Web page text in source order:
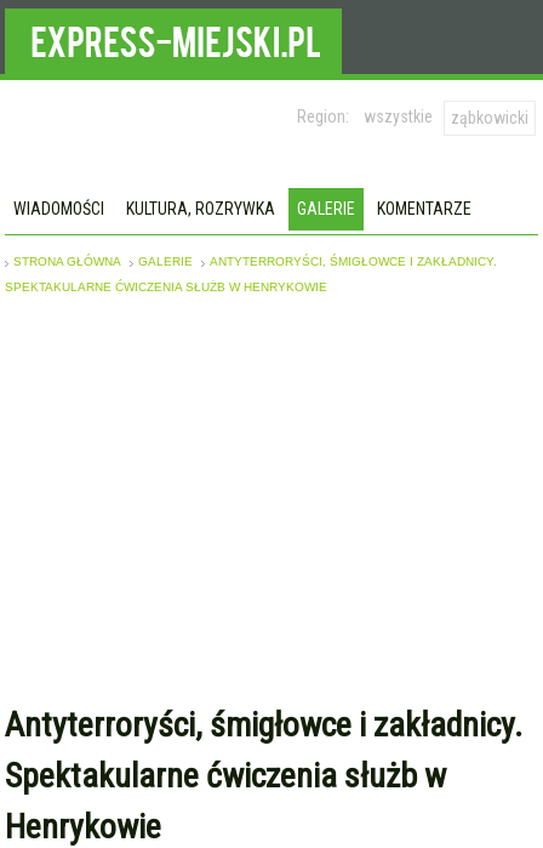
Region: wszystkie ząbkowicki
WIADOMOŚCI KULTURA, ROZRYWKA GALERIE KOMENTARZE
STRONA GŁÓWNA GALERIE
ANTYTERRORYŚCI, ŚMIGŁOWCE I ZAKŁADNICY.
SPEKTAKULARNE ĆWICZENIA SŁUŻB W HENRYKOWIE
Antyterroryści, śmigłowce i zakładnicy.
Spektakularne ćwiczenia służb w
Henrykowie